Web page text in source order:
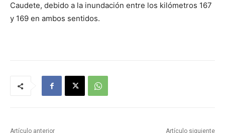
Caudete, debido a la inundación entre los kilómetros 167
y 169 en ambos sentidos.
Artículo anterior Artículo siguiente